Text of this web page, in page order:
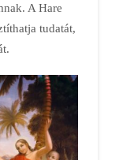
A Hare
tudatát,